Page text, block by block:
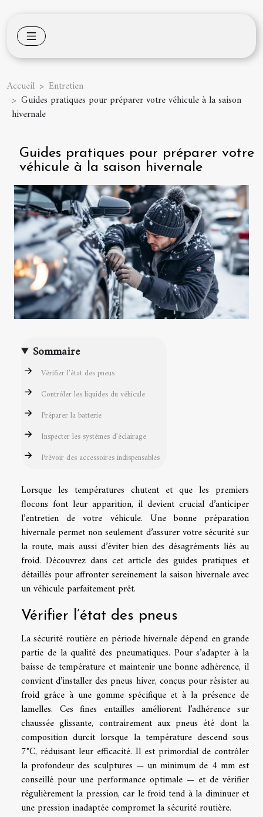
Accueil
Entretien
Guides pratiques pour préparer votre véhicule à la saison
hivernale
Guides pratiques pour préparer votre
véhicule à la saison hivernale
Sommaire
Vérifier l’état des pneus
Contrôler les liquides du véhicule
Préparer la batterie
Inspecter les systèmes d’éclairage
Prévoir des accessoires indispensables
Lorsque les températures chutent et que les premiers
flocons font leur apparition, il devient crucial d’anticiper
l’entretien de votre véhicule. Une bonne préparation
hivernale permet non seulement d’assurer votre sécurité sur
la route, mais aussi d’éviter bien des désagréments liés au
froid. Découvrez dans cet article des guides pratiques et
détaillés pour affronter sereinement la saison hivernale avec
un véhicule parfaitement prêt.
Vérifier l’état des pneus
La sécurité routière en période hivernale dépend en grande
partie de la qualité des pneumatiques. Pour s’adapter à la
baisse de température et maintenir une bonne adhérence, il
convient d’installer des pneus hiver, conçus pour résister au
froid grâce à une gomme spécifique et à la présence de
lamelles. Ces fines entailles améliorent l’adhérence sur
chaussée glissante, contrairement aux pneus été dont la
composition durcit lorsque la température descend sous
7°C, réduisant leur efficacité. Il est primordial de contrôler
la profondeur des sculptures — un minimum de 4 mm est
conseillé pour une performance optimale — et de vérifier
régulièrement la pression, car le froid tend à la diminuer et
une pression inadaptée compromet la sécurité routière.